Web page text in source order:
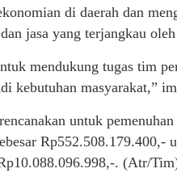
di daerah dan
jasa yang terjangkau
mendukung tugas tim
kebutuhan masyarakat,”
untuk
Rp552.508.179.400,-
. (Atr/